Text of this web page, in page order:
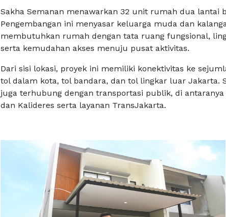
Sakha Semanan menawarkan 32 unit rumah dua lantai
Pengembangan ini menyasar keluarga muda dan
membutuhkan rumah dengan tata ruang fungsional,
serta kemudahan akses menuju pusat aktivitas.
Dari sisi lokasi, proyek ini memiliki konektivitas ke
tol dalam kota, tol bandara, dan tol lingkar luar Jakarta.
juga terhubung dengan transportasi publik, di antaranya
dan Kalideres serta layanan TransJakarta.